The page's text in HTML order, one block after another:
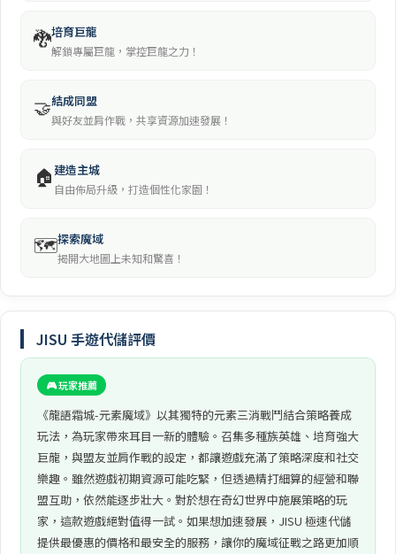
🐉培育巨龍
解鎖專屬巨龍，掌控巨龍之力！
🤝結成同盟
與好友並肩作戰，共享資源加速發展！
🏠 建造主城
自由佈局升級，打造個性化家園！
🗺️探索魔域
揭開大地圖上未知和驚喜！
JISU 手遊代儲評價
🎮 玩家推薦
《龍語霜城-元素魔域》以其獨特的元素三消戰鬥結合策略養成
玩法，為玩家帶來耳目一新的體驗。召集多種族英雄、培育強大
巨龍，與盟友並肩作戰的設定，都讓遊戲充滿了策略深度和社交
樂趣。雖然遊戲初期資源可能吃緊，但透過精打細算的經營和聯
盟互助，依然能逐步壯大。對於想在奇幻世界中施展策略的玩
家，這款遊戲絕對值得一試。如果想加速發展，JISU 極速代儲
提供最優惠的價格和最安全的服務，讓你的魔域征戰之路更加順